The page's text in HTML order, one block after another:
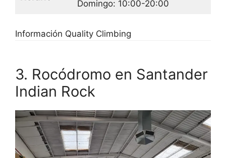
Domingo: 10:00-20:00
Información Quality Climbing
3. Rocódromo en Santander
Indian Rock